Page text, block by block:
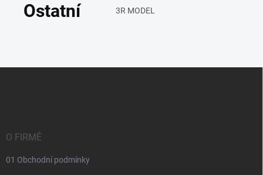
Ostatní 3R MODEL
O FIRMĚ
01 Obchodní podmínky